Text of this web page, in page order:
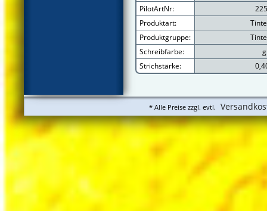
PilotArtNr:
Produktart:
Produktgruppe:
Schreibfarbe:
Strichstärke:
* Alle Preise zzgl. evtl.